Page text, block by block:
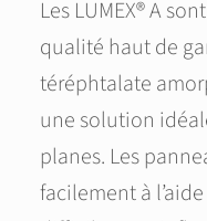
Les LUMEX® A
qualité haut de
téréphtalate
une solution
planes. Les
facilement à l’aide